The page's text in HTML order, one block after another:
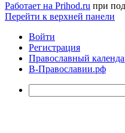
Работает на Prihod.ru при
Перейти к верхней панели
Войти
Регистрация
Православный
В-Православии.рф